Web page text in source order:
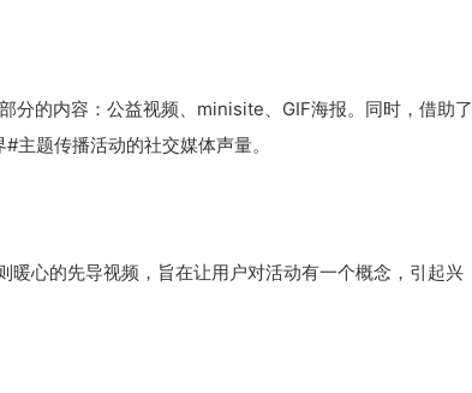
分的内容：公益视频、minisite、GIF海报。同时，借助了
主题传播活动的社交媒体声量。
心的先导视频，旨在让用户对活动有一个概念，引起兴